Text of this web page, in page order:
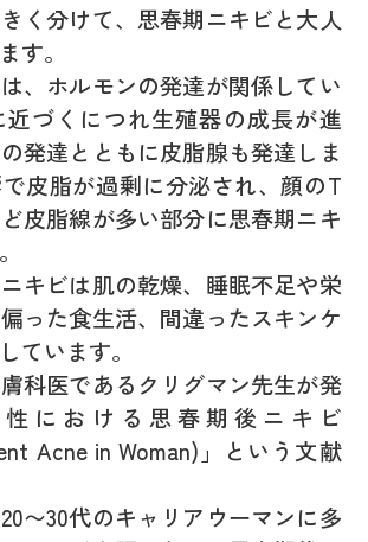
く分けて、思春期ニキビと大人
す。
、ホルモンの発達が関係してい
近づくにつれ生殖器の成長が進
発達とともに皮脂腺も発達しま
皮脂が過剰に分泌され、顔のT
皮脂線が多い部分に思春期ニキ
キビは肌の乾燥、睡眠不足や栄
った食生活、間違ったスキンケ
ています。
科医であるクリグマン先生が発
における思春期後ニキビ
Acne in Woman)」という文献
〜30代のキャリアウーマンに多